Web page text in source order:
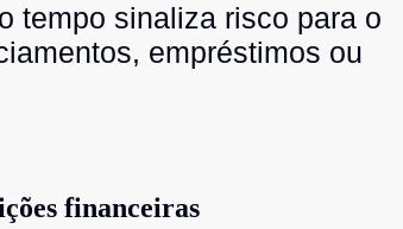
tempo sinaliza risco para o
empréstimos ou
financeiras